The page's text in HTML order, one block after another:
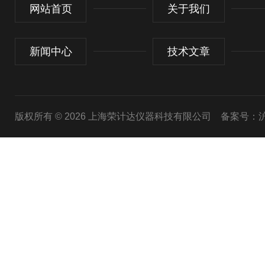
网站首页 关于我们
新闻中心 技术文章
版权所有 © 2026 上海荣计达仪器科技有限公司 备案号：